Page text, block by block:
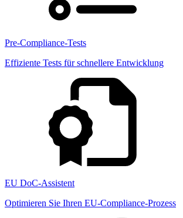
Pre-Compliance-Tests
Effiziente Tests für schnellere Entwicklung
EU DoC-Assistent
Optimieren Sie Ihren EU-Compliance-Prozess